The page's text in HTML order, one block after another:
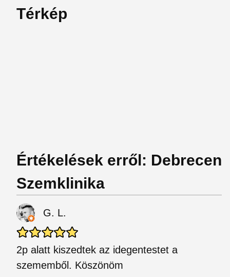
Térkép
Értékelések erről: Debrecen
Szemklinika
G. L.
2p alatt kiszedtek az idegentestet a
szememből. Köszönöm